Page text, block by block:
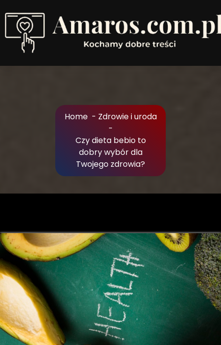
to
Content
Home- Zdrowie i uroda
-
Czy dieta bebio to
dobry wybór dla
Twojego zdrowia?